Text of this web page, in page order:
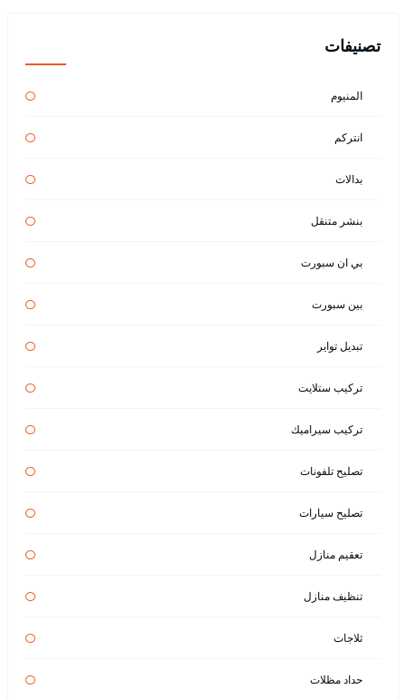
تصنيفات
المنيوم
انتركم
بدالات
بنشر متنقل
بي ان سبورت
بين سبورت
تبديل تواير
تركيب ستلايت
تركيب سيراميك
تصليح تلفونات
تصليح سيارات
تعقيم منازل
تنظيف منازل
ثلاجات
حداد مظلات